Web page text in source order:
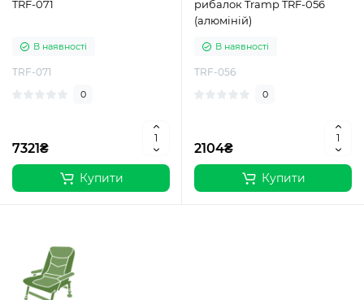
TRF-071
В наявності
TRF-071
0
7321₴
Купити
рибалок Tramp TRF-056
(алюміній)
В наявності
TRF-056
0
2104₴
Купити